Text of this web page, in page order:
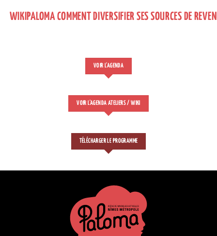
WIKIPALOMA COMMENT DIVERSIFIER SES SOURCES DE
VOIR L'AGENDA
VOIR L'AGENDA ATELIERS / WIKI
TÉLÉCHARGER LE PROGRAMME